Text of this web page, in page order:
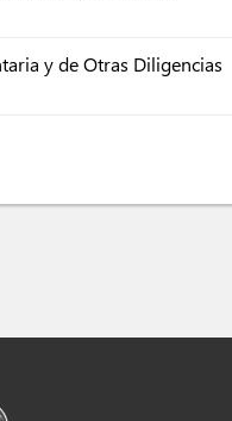
y de Otras Diligencias